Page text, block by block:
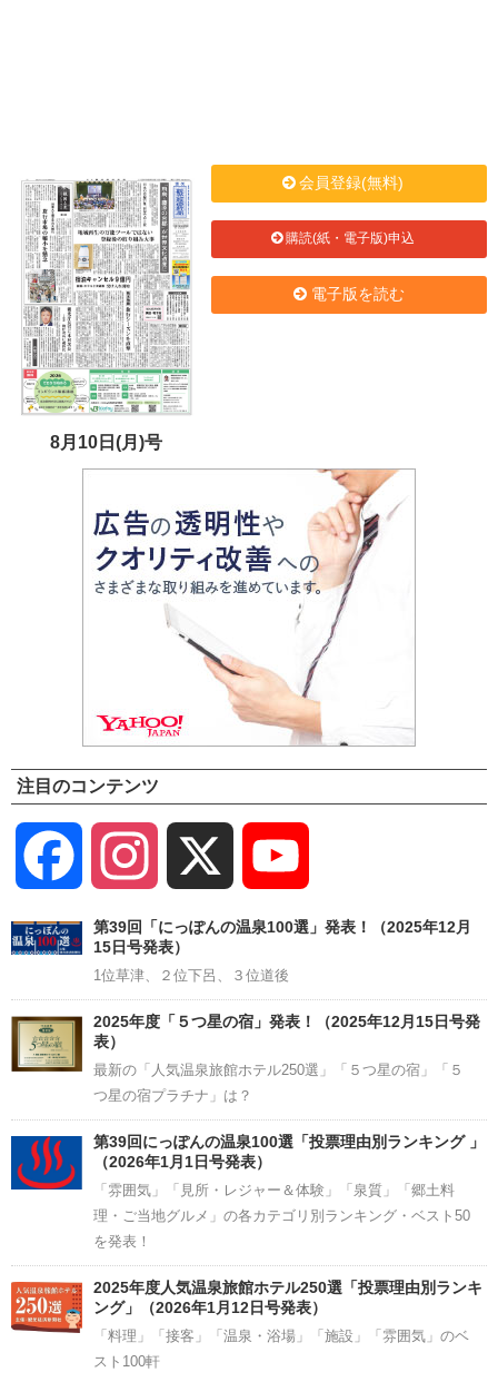
8月10日(月)号
会員登録(無料)
購読(紙・電子版)申込
電子版を読む
注目のコンテンツ
Facebook Instagram
Channel
第39回「にっぽんの温泉100選」発表！（2025年12月
15日号発表）
1位草津、２位下呂、３位道後
2025年度「５つ星の宿」発表！（2025年12月15日号発
表）
最新の「人気温泉旅館ホテル250選」「５つ星の宿」「５
つ星の宿プラチナ」は？
第39回にっぽんの温泉100選「投票理由別ランキング 」
（2026年1月1日号発表）
「雰囲気」「見所・レジャー＆体験」「泉質」「郷土料
理・ご当地グルメ」の各カテゴリ別ランキング・ベスト50
を発表！
2025年度人気温泉旅館ホテル250選「投票理由別ランキ
ング」（2026年1月12日号発表）
「料理」「接客」「温泉・浴場」「施設」「雰囲気」のベ
スト100軒